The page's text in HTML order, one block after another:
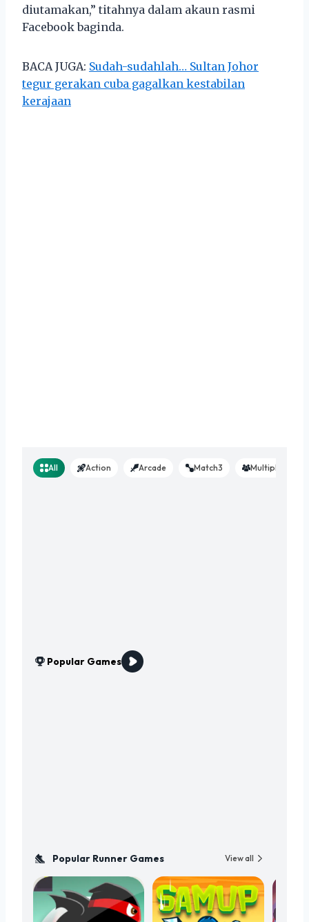
diutamakan,” titahnya dalam akaun rasmi
Facebook baginda.
BACA JUGA: Sudah-sudahlah… Sultan Johor
tegur gerakan cuba gagalkan kestabilan
kerajaan